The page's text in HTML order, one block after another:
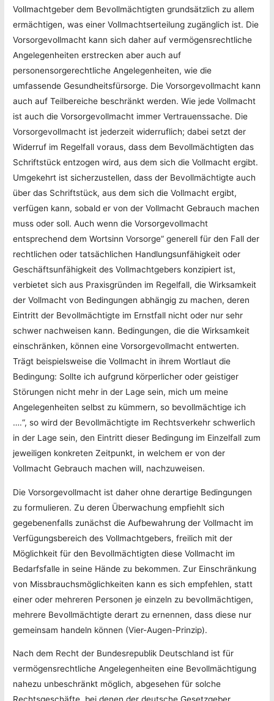
Vollmachtgeber dem Bevollmächtigten grundsätzlich zu allem
ermächtigen, was einer Vollmachtserteilung zugänglich ist. Die
Vorsorgevollmacht kann sich daher auf vermögensrechtliche
Angelegenheiten erstrecken aber auch auf
personensorgerechtliche Angelegenheiten, wie die
umfassende Gesundheitsfürsorge. Die Vorsorgevollmacht kann
auch auf Teilbereiche beschränkt werden. Wie jede Vollmacht
ist auch die Vorsorgevollmacht immer Vertrauenssache. Die
Vorsorgevollmacht ist jederzeit widerruflich; dabei setzt der
Widerruf im Regelfall voraus, dass dem Bevollmächtigten das
Schriftstück entzogen wird, aus dem sich die Vollmacht ergibt.
Umgekehrt ist sicherzustellen, dass der Bevollmächtigte auch
über das Schriftstück, aus dem sich die Vollmacht ergibt,
verfügen kann, sobald er von der Vollmacht Gebrauch machen
muss oder soll. Auch wenn die Vorsorgevollmacht
entsprechend dem Wortsinn Vorsorge“ generell für den Fall der
rechtlichen oder tatsächlichen Handlungsunfähigkeit oder
Geschäftsunfähigkeit des Vollmachtgebers konzipiert ist,
verbietet sich aus Praxisgründen im Regelfall, die Wirksamkeit
der Vollmacht von Bedingungen abhängig zu machen, deren
Eintritt der Bevollmächtigte im Ernstfall nicht oder nur sehr
schwer nachweisen kann. Bedingungen, die die Wirksamkeit
einschränken, können eine Vorsorgevollmacht entwerten.
Trägt beispielsweise die Vollmacht in ihrem Wortlaut die
Bedingung: Sollte ich aufgrund körperlicher oder geistiger
Störungen nicht mehr in der Lage sein, mich um meine
Angelegenheiten selbst zu kümmern, so bevollmächtige ich
….“, so wird der Bevollmächtigte im Rechtsverkehr schwerlich
in der Lage sein, den Eintritt dieser Bedingung im Einzelfall zum
jeweiligen konkreten Zeitpunkt, in welchem er von der
Vollmacht Gebrauch machen will, nachzuweisen.
Die Vorsorgevollmacht ist daher ohne derartige Bedingungen
zu formulieren. Zu deren Überwachung empfiehlt sich
gegebenenfalls zunächst die Aufbewahrung der Vollmacht im
Verfügungsbereich des Vollmachtgebers, freilich mit der
Möglichkeit für den Bevollmächtigten diese Vollmacht im
Bedarfsfalle in seine Hände zu bekommen. Zur Einschränkung
von Missbrauchsmöglichkeiten kann es sich empfehlen, statt
einer oder mehreren Personen je einzeln zu bevollmächtigen,
mehrere Bevollmächtigte derart zu ernennen, dass diese nur
gemeinsam handeln können (Vier-Augen-Prinzip).
Nach dem Recht der Bundesrepublik Deutschland ist für
vermögensrechtliche Angelegenheiten eine Bevollmächtigung
nahezu unbeschränkt möglich, abgesehen für solche